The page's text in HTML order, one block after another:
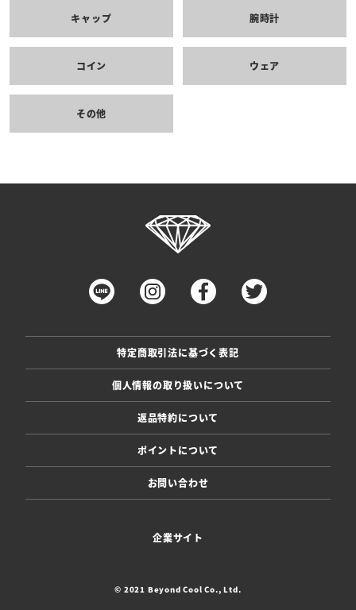
キャップ 腕時計
コイン ウェア
その他
特定商取引法に基づく表記
個人情報の取り扱いについて
返品特約について
ポイントについて
お問い合わせ
企業サイト
© 2021 Beyond Cool Co., Ltd.